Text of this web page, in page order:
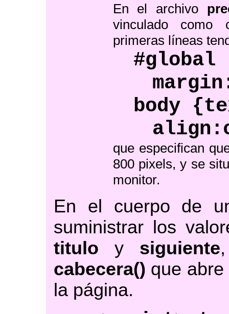
En el archivo
vinculado como
primeras líneas
#global
body
que especifican
800 pixels, y se
monitor.
En el cuerpo de
suministrar los
titulo y siguiente
cabecera() que
la página.